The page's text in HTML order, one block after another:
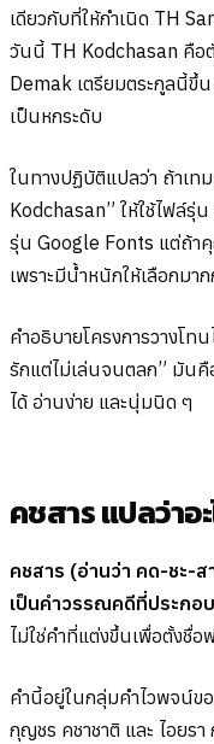
เดียวกับที่ให้กำเนิด TH
วันนี้ TH Kodchasan คือ
Demak เตรียมตระกูลนี้ขึ้
เป็นหกระดับ
ในทางปฏิบัติแปลว่า ถ้าเท
Kodchasan” ให้ใช้ไฟล์รุ่น
รุ่น Google Fonts แต่ถ้า
เพราะมีน้ำหนักให้เลือกมา
คำอธิบายโครงการวางโท
รักแต่ไม่เล่นจนตลก” มัน
ได้ อ่านง่าย และนุ่มนิด ๆ
คชสาร แปลว่าอะ
คชสาร (อ่านว่า คด-ชะ-ส
เป็นคำวรรณคดีที่ประกอ
ไม่ใช่คำที่แต่งขึ้นเพื่อตั้งชื่
คำนี้อยู่ในกลุ่มคำไวพจน์ขอ
กุญชร คชาชาติ และ ไอยร